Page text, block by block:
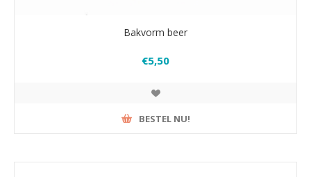
Bakvorm beer
€5,50
BESTEL NU!